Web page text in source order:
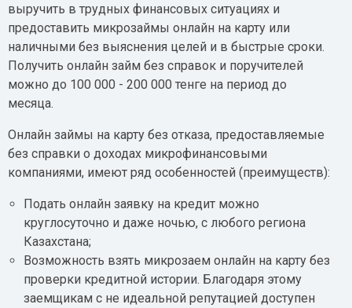
выручить в трудных финансовых ситуациях и
предоставить микрозаймы онлайн на карту или
наличными без выяснения целей и в быстрые сроки.
Получить онлайн займ без справок и поручителей
можно до 100 000 - 200 000 тенге на период до
месяца.
Онлайн займы на карту без отказа, предоставляемые
без справки о доходах микрофинансовыми
компаниями, имеют ряд особенностей (преимуществ):
Подать онлайн заявку на кредит можно
круглосуточно и даже ночью, с любого региона
Казахстана;
Возможность взять микрозаем онлайн на карту без
проверки кредитной истории. Благодаря этому
заемщикам с не идеальной репутацией доступен